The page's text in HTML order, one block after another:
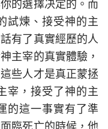
的選擇决定的。而
試煉、接受神的主
有了真實經歷的人
主宰的真實體驗，
些人才是真正蒙拯
宰，接受了神的主
的這一事實有了準
臨死亡的時候，他